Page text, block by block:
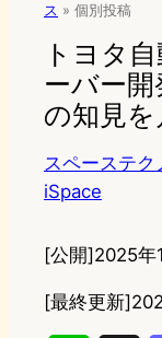
ス » 個別投稿
トヨタ
ーバー
の知見
スペーステク
iSpace
[公開]2025年
[最終更新]